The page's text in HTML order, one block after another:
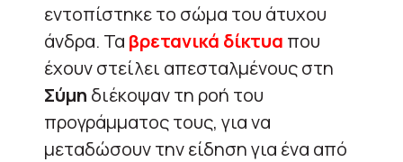
εντοπίστηκε το σώμα του άτυχου
άνδρα. Τα βρετανικά δίκτυα που
έχουν στείλει απεσταλμένους στη
Σύμη διέκοψαν τη ροή του
προγράμματος τους, για να
μεταδώσουν την είδηση για ένα από